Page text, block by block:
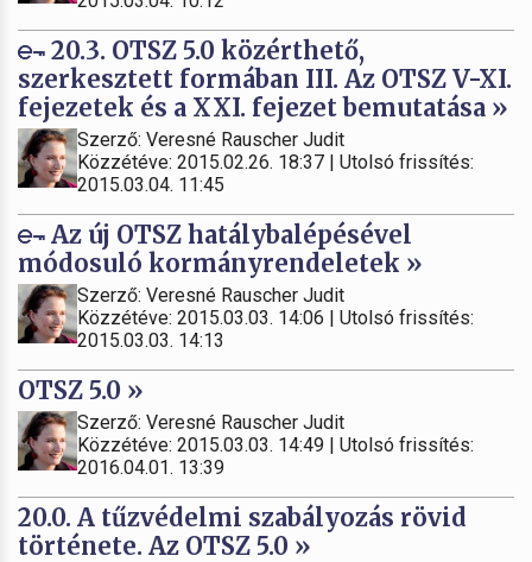
20.3. OTSZ 5.0 közérthető,
szerkesztett formában III. Az OTSZ V-XI.
fejezetek és a XXI. fejezet bemutatása »
Szerző: Veresné Rauscher Judit
Közzétéve: 2015.02.26. 18:37 | Utolsó frissítés:
2015.03.04. 11:45
Az új OTSZ hatálybalépésével
módosuló kormányrendeletek »
Szerző: Veresné Rauscher Judit
Közzétéve: 2015.03.03. 14:06 | Utolsó frissítés:
2015.03.03. 14:13
OTSZ 5.0 »
Szerző: Veresné Rauscher Judit
Közzétéve: 2015.03.03. 14:49 | Utolsó frissítés:
2016.04.01. 13:39
20.0. A tűzvédelmi szabályozás rövid
története. Az OTSZ 5.0 »